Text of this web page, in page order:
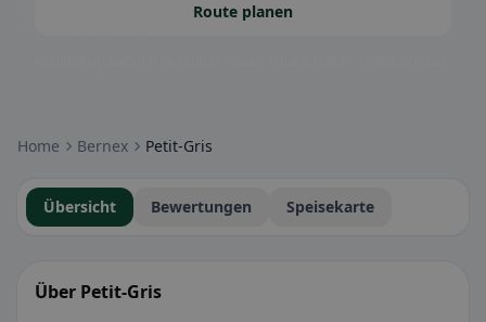
Route planen
Home Bernex Petit-Gris
Übersicht Bewertungen Speisekarte
Über Petit-Gris